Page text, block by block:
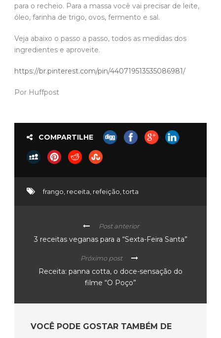
para o recheio. Para a massa você vai precisar de leite,
óleo, farinha de trigo, ovos, fermento e sal.
Veja abaixo o passo a passo, todos as medidas dos
ingredientes e aproveite.
https://br.pinterest.com/pin/440719513535086981/
Por Huffpost
COMPARTILHE
frango, receita, refeição,torta
Post anterior
3 receitas veganas para a “Sexta-Feira Santa”
Próximo post
Receita: panna cotta, o doce-sensação do
filme “O Poço”
VOCÊ PODE GOSTAR TAMBÉM DE